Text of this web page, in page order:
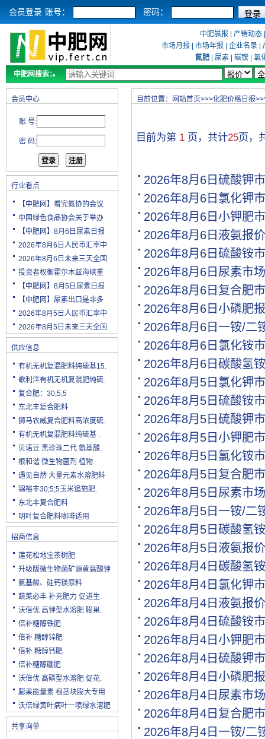
会员登录 账号： 密码：
中肥晨报 产销动态
市场月报
市场年报 企业名录
氮肥
尿素 碳铵
氯
中肥网搜索：
会员中心
账 号:
密 码:
行业看点
【中肥网】看完氮协的会议
中国绿色食品协会关于举办
【中肥网】8月6日尿素日报
2026年8月6日人民币汇率中
2026年8月6日未来三天全国
投资者权衡霍尔木兹海峡重
【中肥网】8月5日尿素日报
【中肥网】尿素出口是非多
2026年8月5日人民币汇率中
2026年8月5日未来三天全国
供应信息
有机无机复混肥料纯硫基15.
歌利洋有机无机复混肥纯硫.
复合肥：30;5;5
东北丰复合肥料
狮马农威复合肥料高浓度硫.
有机无机复混肥料纯硫基 .
贝诺豆 黑珍珠二代 氨基酸.
根和谐 微生物菌剂 植物.
遇见自然 大量元素水溶肥料
锦裕丰30;5;5玉米追施肥.
东北丰复合肥料
明叶复合肥料咖啡适用
招商信息
莲花松地宝茶树肥
升级版微生物菌矿源黄腐酸钾
氨基酸、硅钙镁原料
蔬菜必丰 补充肥力 促进生.
沃倍优 高钾型水溶肥 膨果.
倍补糖醇铁肥
倍补 糖醇锌肥
倍补 糖醇钙肥
倍补糖醇硼肥
沃倍优 高磷型水溶肥 促花.
膨果能量素 根茎块膨大专用
沃倍绿黄叶病叶一喷绿水溶肥
共享询单
目前位置： 网站首页>>>化肥价格日报>>
目前为第 1页，共计25页，
2026年8月6日硫酸钾
2026年8月6日氯化钾
2026年8月6日小钾肥
2026年8月6日液氨报
2026年8月6日硫酸铵
2026年8月6日尿素市
2026年8月6日复合肥
2026年8月6日小磷肥
2026年8月6日一铵/二
2026年8月6日氯化铵
2026年8月6日碳酸氢
2026年8月5日氯化钾
2026年8月5日硫酸铵
2026年8月5日硫酸钾
2026年8月5日小钾肥
2026年8月5日氯化铵
2026年8月5日复合肥
2026年8月5日尿素市
2026年8月5日一铵/二
2026年8月5日碳酸氢
2026年8月5日液氨报
2026年8月4日碳酸氢
2026年8月4日氯化钾
2026年8月4日液氨报
2026年8月4日硫酸铵
2026年8月4日小钾肥
2026年8月4日硫酸钾
2026年8月4日小磷肥
2026年8月4日尿素市
2026年8月4日复合肥
2026年8月4日一铵/二